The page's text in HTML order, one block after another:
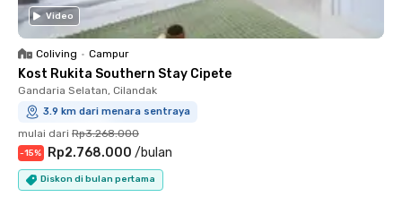
Video
Coliving • Campur
Kost Rukita Southern Stay Cipete
Gandaria Selatan, Cilandak
3.9 km dari menara sentraya
mulai dari Rp3.268.000
-15% Rp2.768.000 /bulan
Diskon di bulan pertama